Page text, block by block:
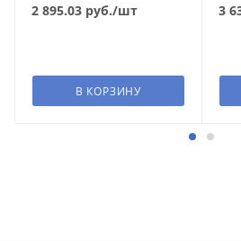
2 895.03 руб./шт
В КОРЗИНУ
3